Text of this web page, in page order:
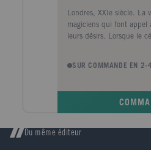
Londres, XXIe siècle. La
magiciens qui font appel
leurs désirs. Lorsque le
ses yeux : l'apprenti
jeune pour solliciter
puissant Simon
choix : il doit obéir. Le
SUR COMMANDE EN 2-
Du même éditeur